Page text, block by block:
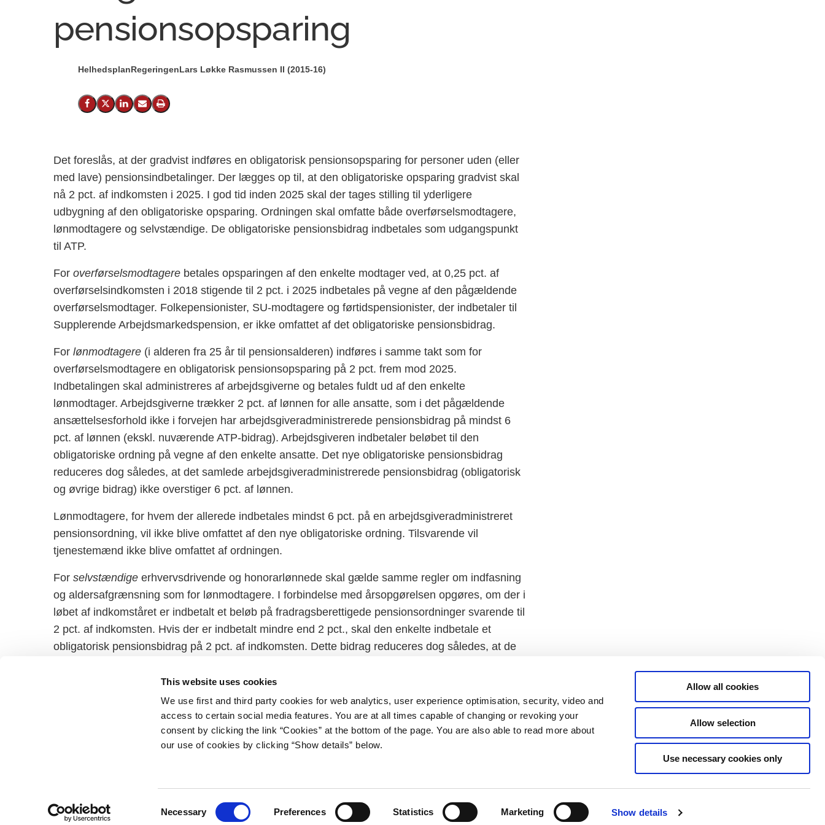
This website uses cookies
We use first and third party cookies for web analytics, user experience optimisation, security, video and
access to certain social media features. You are at all times capable of changing or revoking your
consent by clicking the link “Cookies” at the bottom of the page. You are also able to read more about
our use of cookies by clicking “Show details” below.
Necessary Preferences Statistics Marketing Show details
Allow all cookies
Allow selection
Use necessary cookies only
pensionsopsparing
HelhedsplanRegeringenLars Løkke Rasmussen II (2015-16)
Del på Facebook
Del på X (Twitter)
Del på LinkedIn
Send email
Print
Det foreslås, at der gradvist indføres en obligatorisk pensionsopsparing for personer uden (eller
med lave) pensionsindbetalinger. Der lægges op til, at den obligatoriske opsparing gradvist skal
nå 2 pct. af indkomsten i 2025. I god tid inden 2025 skal der tages stilling til yderligere
udbygning af den obligatoriske opsparing. Ordningen skal omfatte både overførselsmodtagere,
lønmodtagere og selvstændige. De obligatoriske pensionsbidrag indbetales som udgangspunkt
til ATP.
For overførselsmodtagere betales opsparingen af den enkelte modtager ved, at 0,25 pct. af
overførselsindkomsten i 2018 stigende til 2 pct. i 2025 indbetales på vegne af den pågældende
overførselsmodtager. Folkepensionister, SU-modtagere og førtidspensionister, der indbetaler til
Supplerende Arbejdsmarkedspension, er ikke omfattet af det obligatoriske pensionsbidrag.
For lønmodtagere (i alderen fra 25 år til pensionsalderen) indføres i samme takt som for
overførselsmodtagere en obligatorisk pensionsopsparing på 2 pct. frem mod 2025.
Indbetalingen skal administreres af arbejdsgiverne og betales fuldt ud af den enkelte
lønmodtager. Arbejdsgiverne trækker 2 pct. af lønnen for alle ansatte, som i det pågældende
ansættelsesforhold ikke i forvejen har arbejdsgiveradministrerede pensionsbidrag på mindst 6
pct. af lønnen (ekskl. nuværende ATP-bidrag). Arbejdsgiveren indbetaler beløbet til den
obligatoriske ordning på vegne af den enkelte ansatte. Det nye obligatoriske pensionsbidrag
reduceres dog således, at det samlede arbejdsgiveradministrerede pensionsbidrag (obligatorisk
og øvrige bidrag) ikke overstiger 6 pct. af lønnen.
Lønmodtagere, for hvem der allerede indbetales mindst 6 pct. på en arbejdsgiveradministreret
pensionsordning, vil ikke blive omfattet af den nye obligatoriske ordning. Tilsvarende vil
tjenestemænd ikke blive omfattet af ordningen.
For selvstændige erhvervsdrivende og honorarlønnede skal gælde samme regler om indfasning
og aldersafgrænsning som for lønmodtagere. I forbindelse med årsopgørelsen opgøres, om der i
løbet af indkomståret er indbetalt et beløb på fradragsberettigede pensionsordninger svarende til
2 pct. af indkomsten. Hvis der er indbetalt mindre end 2 pct., skal den enkelte indbetale et
obligatorisk pensionsbidrag på 2 pct. af indkomsten. Dette bidrag reduceres dog således, at de
overstiger 2 pct. af indkomsten
E-mail: